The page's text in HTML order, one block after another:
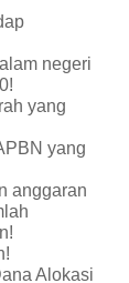
negeri
yang
yang
anggaran
Alokasi